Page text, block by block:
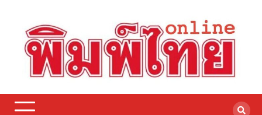
content